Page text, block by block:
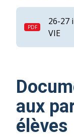
26-27
VIE
aux
élèves